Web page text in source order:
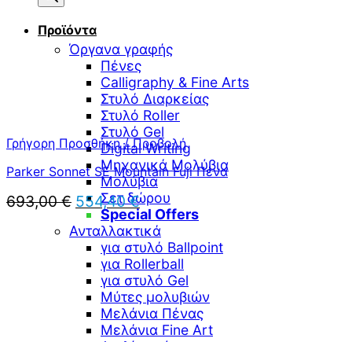
Προϊόντα
Όργανα γραφής
Πένες
Calligraphy & Fine Arts
Στυλό Διαρκείας
Στυλό Roller
Στυλό Gel
Digital Writing
Μηχανικά Μολύβια
Μολύβια
Σετ δώρου
Special Offers
Ανταλλακτικά
για στυλό Ballpoint
για Rollerball
για στυλό Gel
Μύτες μολυβιών
Μελάνια Πένας
Μελάνια Fine Art
Γρήγορη Προσθήκη / Προβολή
Parker Sonnet SE Mountain Fuji Πένα
693,00€ Original
price
was:
693,00 €.
554,40€Η
τρέχουσα
τιμή
είναι:
554,40 €.